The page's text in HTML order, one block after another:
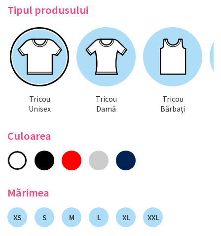
Tipul produsului
Tricou
Unisex
Tricou
Damă
Tricou
Bărbați
Culoarea
Mărimea
XS S M L XL XXL